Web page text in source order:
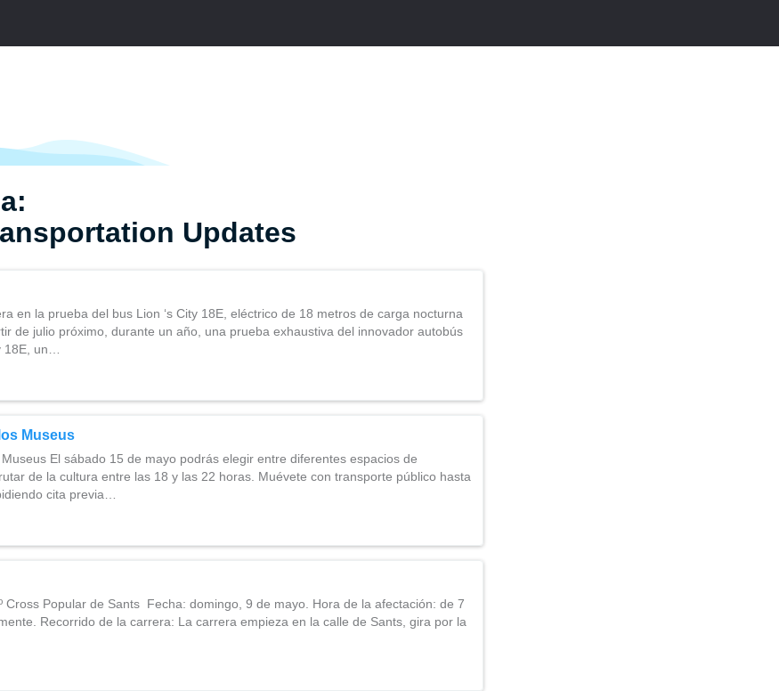
Updates
en la prueba del bus Lion ‘s City 18E, eléctrico de 18 metros de carga nocturna
de julio próximo, durante un año, una prueba exhaustiva del innovador autobús
18E, un…
Museus
El sábado 15 de mayo podrás elegir entre diferentes espacios de
de la cultura entre las 18 y las 22 horas. Muévete con transporte público hasta
cita previa…
Cross Popular de Sants Fecha: domingo, 9 de mayo. Hora de la afectación: de 7
Recorrido de la carrera: La carrera empieza en la calle de Sants, gira por la